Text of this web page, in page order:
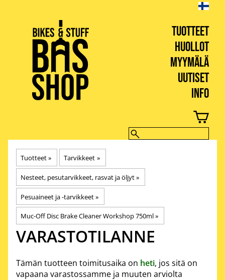
TUOTTEET
HUOLLOT
MYYMÄLÄ
UUTISET
INFO
BIKES & STUFF
Tuotteet‪» Tarvikkeet ‪»
Nesteet, pesutarvikkeet, rasvat ja öljyt‪»
Pesuaineet ja -tarvikkeet‪»
Muc-Off Disc Brake Cleaner Workshop 750ml‪»
VARASTOTILANNE
Tämän tuotteen toimitusaika on heti, jos sitä on
vapaana varastossamme ja muuten arviolta